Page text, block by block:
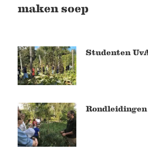
maken soep
Studenten
Rondleidingen